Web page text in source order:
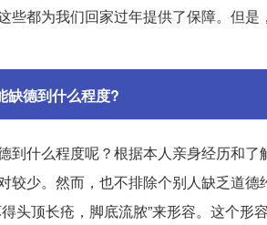
些都为我们回家过年提供了保障。但
缺德到什么程度?
到什么程度呢？根据本人亲身经历和
较少。然而，也不排除个别人缺乏道
头顶长疮，脚底流脓”来形容。这个形